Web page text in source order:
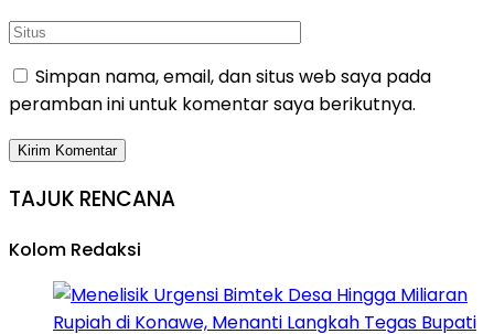
Simpan nama, email, dan situs web saya pada
peramban ini untuk komentar saya berikutnya.
TAJUK RENCANA
Kolom Redaksi